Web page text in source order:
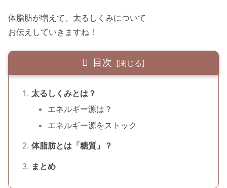
体脂肪が増えて、太るしくみについて
お伝えしていきますね！
目次
太るしくみとは？
エネルギー源は？
エネルギー源をストック
体脂肪とは「糖質」？
まとめ